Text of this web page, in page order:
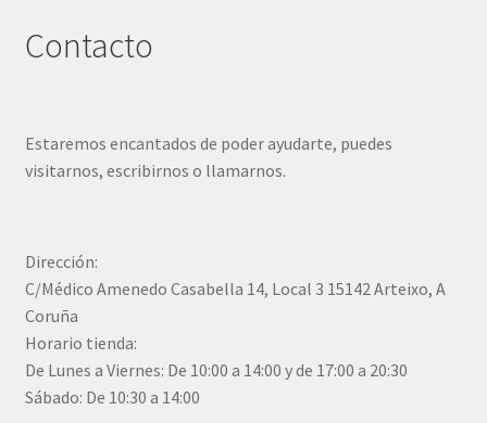
Contacto
Estaremos encantados de poder ayudarte, puedes
visitarnos, escribirnos o llamarnos.
Dirección:
C/Médico Amenedo Casabella 14, Local 3 15142 Arteixo, A
Coruña
Horario tienda:
De Lunes a Viernes: De 10:00 a 14:00 y de 17:00 a 20:30
Sábado: De 10:30 a 14:00